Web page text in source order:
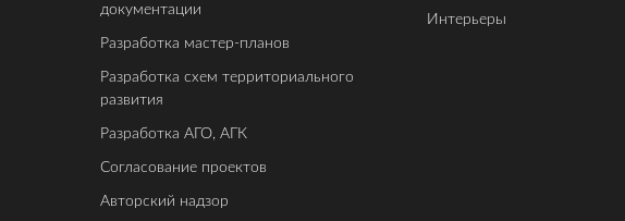
документации
Разработка мастер-планов
Разработка схем территориального
развития
Разработка АГО, АГК
Согласование проектов
Авторский надзор
Интерьеры